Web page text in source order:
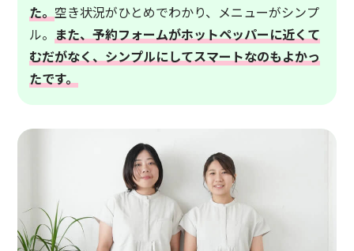
た。 空き状況がひとめでわかり、メニューがシンプ
ル。 また、予約フォームがホットペッパーに近くて
むだがなく、シンプルにしてスマートなのもよかっ
たです。